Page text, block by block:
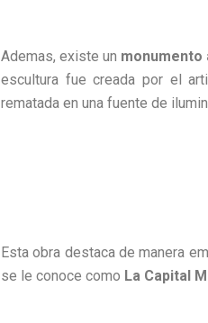
Ademas, existe un monumento
escultura fue creada por el
rematada en una fuente de
Esta obra destaca de manera
se le conoce como La Capital